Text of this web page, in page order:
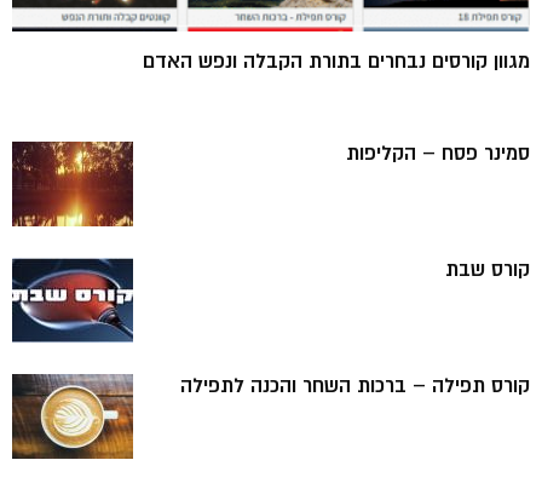
מגוון קורסים נבחרים בתורת הקבלה ונפש האדם
סמינר פסח – הקליפות
קורס שבת
קורס תפילה – ברכות השחר והכנה לתפילה